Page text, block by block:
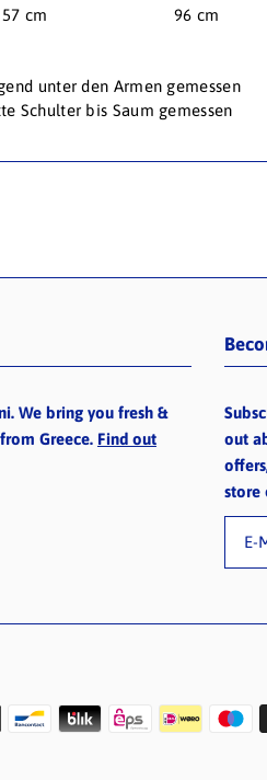
57 cm 96 cm
unter den Armen gemessen
Schulter bis Saum gemessen
We bring you fresh &
Greece. Find out
out
store